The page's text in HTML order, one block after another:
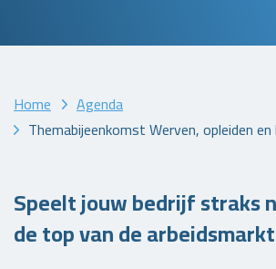
Home
Agenda
Themabijeenkomst Werven, opleiden en
Speelt jouw bedrijf straks
de top van de